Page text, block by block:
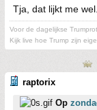
Tja, dat lijkt me wel.
Voor de dagelijkse
Kijk live hoe Trump zijn
raptorix
Op